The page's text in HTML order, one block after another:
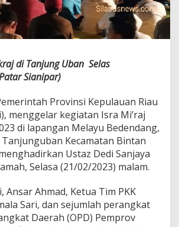
n
a
a
n
I
r
a
M
'
r
a
j
di Tanjung Uban Selas
Sianipar)
Provinsi Kepulauan Riau
menggelar kegiatan Isra Mi’raj
di lapangan Melayu Bedendang,
Kecamatan Bintan
Ustaz Dedi Sanjaya
Selasa (21/02/2023) malam.
Ansar Ahmad, Ketua Tim PKK
Sari, dan sejumlah perangkat
Daerah (OPD) Pemprov